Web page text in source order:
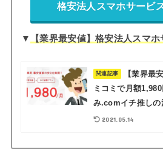
格安法人スマホサービ
▼ 【業界最安値】格安法人スマホ
関連記事
【業界最
ミコミで月額
み.comイチ推しの
2021.05.14